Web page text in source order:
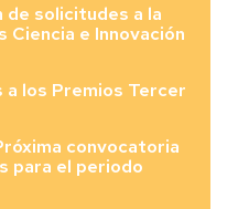
de solicitudes a la
Ciencia e Innovación
los Premios Tercer
convocatoria
para el periodo